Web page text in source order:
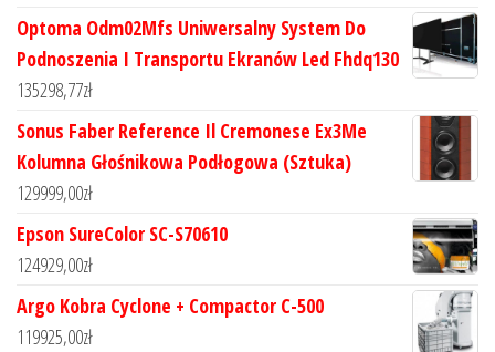
Optoma Odm02Mfs Uniwersalny System Do
Podnoszenia I Transportu Ekranów Led Fhdq130
135298,77zł
Sonus Faber Reference Il Cremonese Ex3Me
Kolumna Głośnikowa Podłogowa (Sztuka)
129999,00zł
Epson SureColor SC-S70610
124929,00zł
Argo Kobra Cyclone + Compactor C-500
119925,00zł